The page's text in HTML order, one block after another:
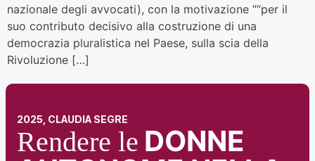
nazionale degli avvocati), con la motivazione ““per il
suo contributo decisivo alla costruzione di una
democrazia pluralistica nel Paese, sulla scia della
Rivoluzione […]
2025, CLAUDIA SEGRE
Rendere le DONNE